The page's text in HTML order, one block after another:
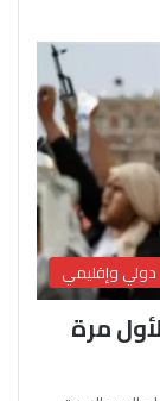
دولي وإقليمي
مرة